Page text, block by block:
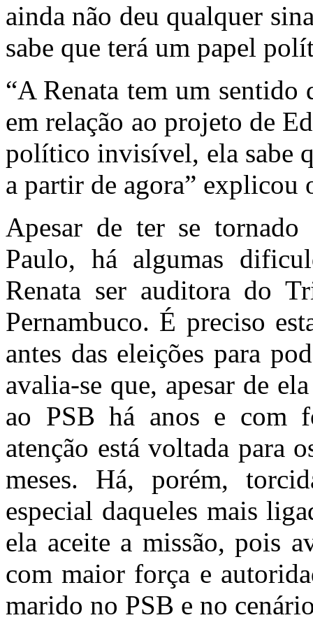
ainda não deu qualquer
sabe que terá um papel
“A Renata tem um sentido
em relação ao projeto de
político invisível, ela sabe
a partir de agora” explicou
Apesar de ter se tornado
Paulo, há algumas
Renata ser auditora do
Pernambuco. É preciso
antes das eleições para
avalia-se que, apesar de
ao PSB há anos e com
atenção está voltada para
meses. Há, porém,
especial daqueles mais
ela aceite a missão, pois
com maior força e
marido no PSB e no